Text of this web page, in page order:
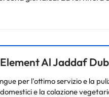
esigenze. Queste
Al Jaddaf
per l'ottimo servizio e la
e la colazione